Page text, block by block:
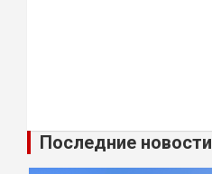
Последние новости